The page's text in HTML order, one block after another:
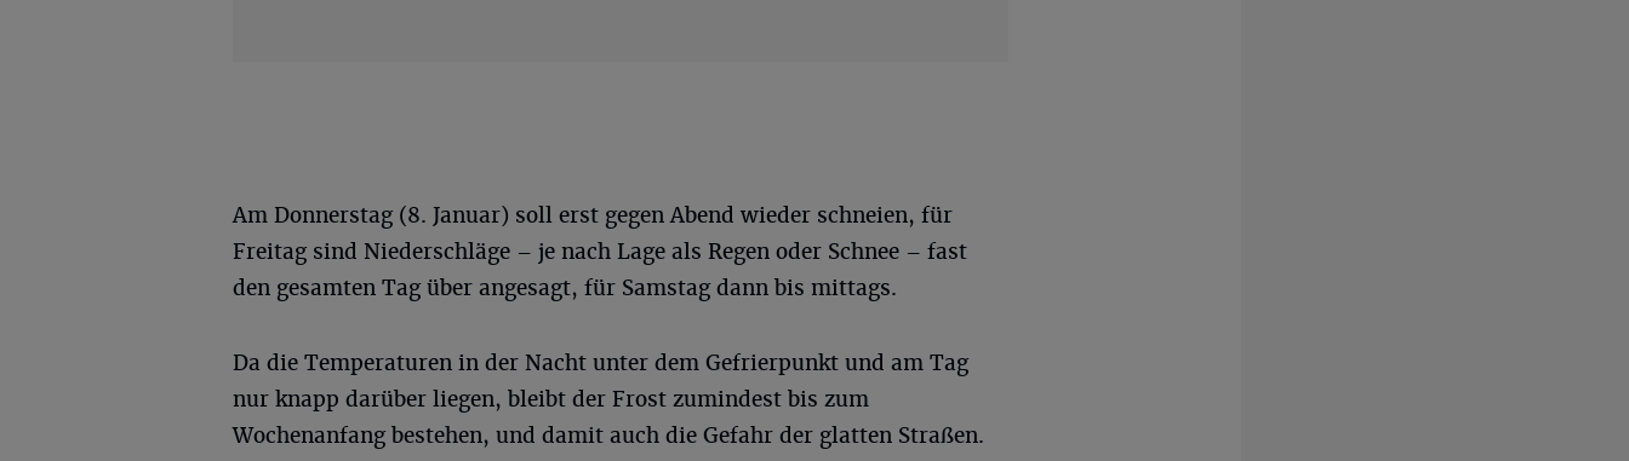
Am Donnerstag (8. Januar) soll erst gegen Abend wieder schneien, für
Freitag sind Niederschläge – je nach Lage als Regen oder Schnee – fast
den gesamten Tag über angesagt, für Samstag dann bis mittags.
Da die Temperaturen in der Nacht unter dem Gefrierpunkt und am Tag
nur knapp darüber liegen, bleibt der Frost zumindest bis zum
Wochenanfang bestehen, und damit auch die Gefahr der glatten Straßen.